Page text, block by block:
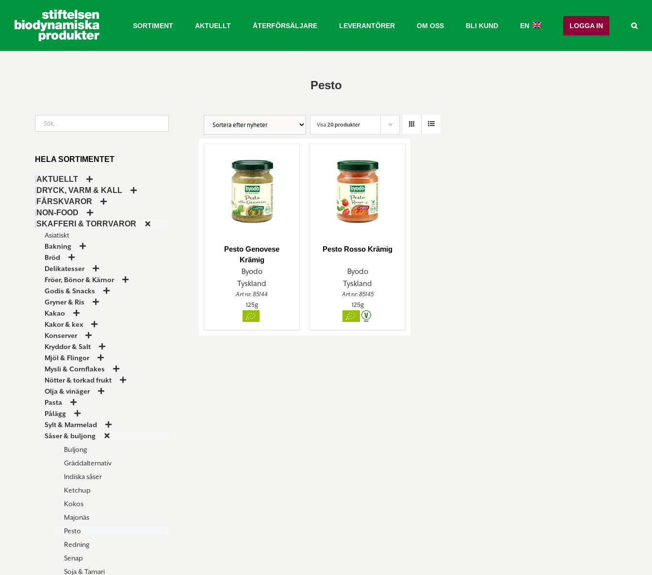
innehållet
SORTIMENT AKTUELLT ÅTERFÖRSÄLJARE LEVERANTÖRER OM OSS BLI KUND EN LOGGA IN
Pesto
Visa 20 produkter
Pesto Genovese
Krämig
Byodo
Tyskland
Art nr. 85144
125g
Pesto Rosso Krämig
Byodo
Tyskland
Art nr. 85145
125g
HELA SORTIMENTET
AKTUELLT
DRYCK, VARM & KALL
FÄRSKVAROR
NON-FOOD
SKAFFERI & TORRVAROR
Asiatiskt
Bakning
Bröd
Delikatesser
Fröer, Bönor & Kärnor
Godis & Snacks
Gryner & Ris
Kakao
Kakor & kex
Konserver
Kryddor & Salt
Mjöl & Flingor
Mysli & Cornflakes
Nötter & torkad frukt
Olja & vinäger
Pasta
Pålägg
Sylt & Marmelad
Såser & buljong
Buljong
Gräddalternativ
Indiska såser
Ketchup
Kokos
Majonäs
Pesto
Redning
Senap
Soja & Tamari